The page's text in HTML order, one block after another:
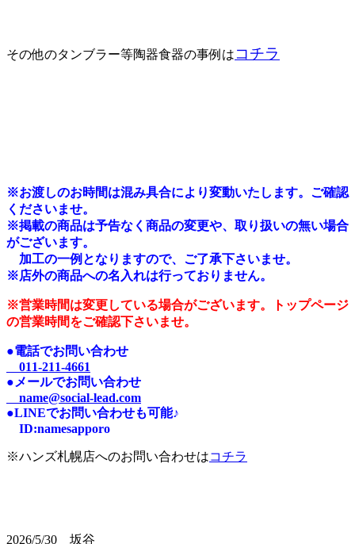
その他のタンブラー等陶器食器の事例は コチラ
※お渡しのお時間は混み具合により変動いたします。ご確認
くださいませ。
※掲載の商品は予告なく商品の変更や、取り扱いの無い場合
がございます。
加工の一例となりますので、ご了承下さいませ。
※店外の商品への名入れは行っておりません。
※営業時間は変更している場合がございます。トップページ
の営業時間をご確認下さいませ。
●電話でお問い合わせ
011-211-4661
●メールでお問い合わせ
name@social-lead.com
●LINEでお問い合わせも可能♪
ID:namesapporo
※ハンズ札幌店へのお問い合わせはコチラ
2026/5/30 坂谷